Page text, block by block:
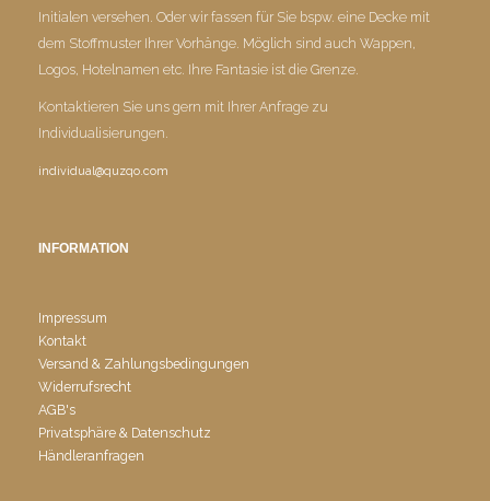
Initialen versehen. Oder wir fassen für Sie bspw. eine Decke mit
dem Stoffmuster Ihrer Vorhänge. Möglich sind auch Wappen,
Logos, Hotelnamen etc. Ihre Fantasie ist die Grenze.
Kontaktieren Sie uns gern mit Ihrer Anfrage zu
Individualisierungen.
individual@quzqo.com
INFORMATION
Impressum
Kontakt
Versand & Zahlungsbedingungen
Widerrufsrecht
AGB's
Privatsphäre & Datenschutz
Händleranfragen